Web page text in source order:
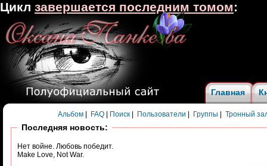
Главная
Альбом FAQ Поиск Пользователи Группы Тронный
Последняя новость:
Нет войне. Любовь победит.
Make Love, Not War.
Цикл завершается последним томом: